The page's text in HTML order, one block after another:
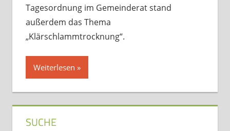
Tagesordnung im Gemeinderat stand
außerdem das Thema
„Klärschlammtrocknung“.
Weiterlesen
SUCHE